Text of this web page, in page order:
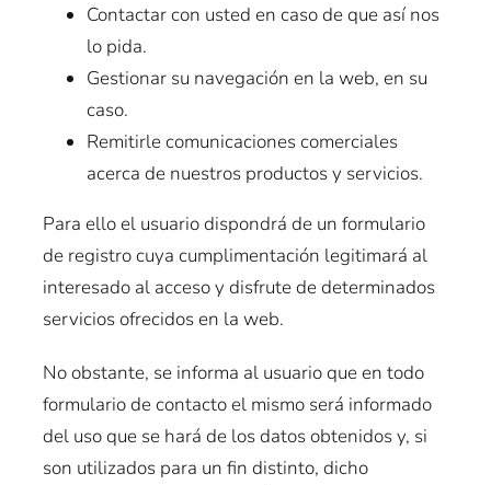
Contactar con usted en caso de que así nos
lo pida.
Gestionar su navegación en la web, en su
caso.
Remitirle comunicaciones comerciales
acerca de nuestros productos y servicios.
Para ello el usuario dispondrá de un formulario
de registro cuya cumplimentación legitimará al
interesado al acceso y disfrute de determinados
servicios ofrecidos en la web.
No obstante, se informa al usuario que en todo
formulario de contacto el mismo será informado
del uso que se hará de los datos obtenidos y, si
son utilizados para un fin distinto, dicho